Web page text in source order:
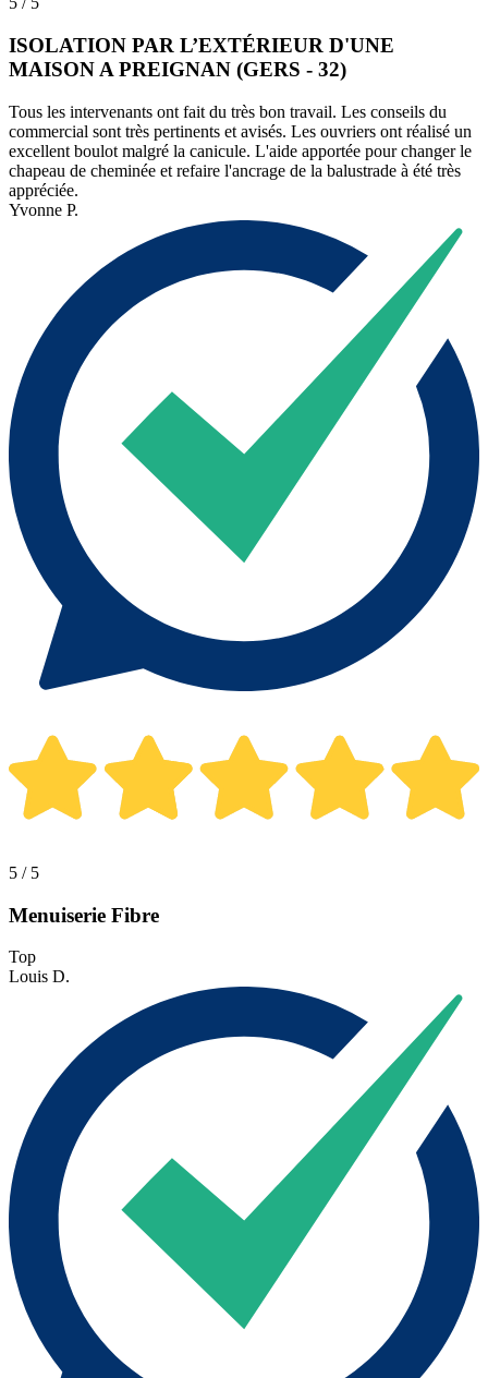
ISOLATION PAR L’EXTÉRIEUR D'UNE
MAISON A PREIGNAN (GERS - 32)
Tous les intervenants ont fait du très bon travail. Les conseils du
commercial sont très pertinents et avisés. Les ouvriers ont réalisé un
excellent boulot malgré la canicule. L'aide apportée pour changer le
chapeau de cheminée et refaire l'ancrage de la balustrade à été très
appréciée.
Yvonne P.
5 / 5
Menuiserie Fibre
Top
Louis D.